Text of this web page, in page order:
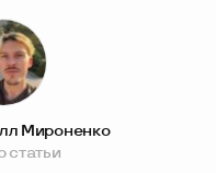
не
в
Мироненко
статьи